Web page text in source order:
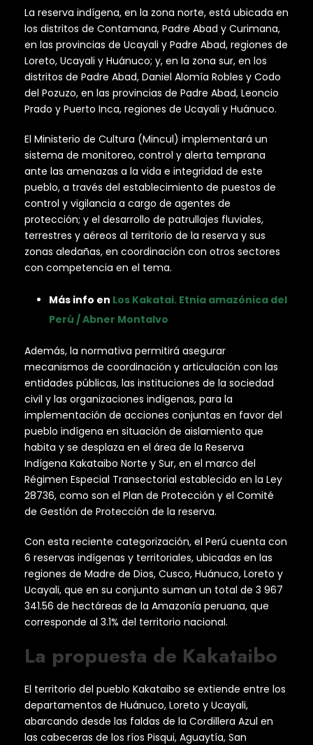
La reserva indígena, en la zona norte, está ubicada en
los distritos de Contamana, Padre Abad y Curimana,
en las provincias de Ucayali y Padre Abad, regiones de
Loreto, Ucayali y Huánuco; y, en la zona sur, en los
distritos de Padre Abad, Daniel Alomía Robles y Codo
del Pozuzo, en las provincias de Padre Abad, Leoncio
Prado y Puerto Inca, regiones de Ucayali y Huánuco.
El Ministerio de Cultura (Mincul) implementará un
sistema de monitoreo, control y alerta temprana
ante las amenazas a la vida e integridad de este
pueblo, a través del establecimiento de puestos de
control y vigilancia a cargo de agentes de
protección; y el desarrollo de patrullajes fluviales,
terrestres y aéreos al territorio de la reserva y sus
zonas aledañas, en coordinación con otros sectores
con competencia en el tema.
Más info en Los Kakatai. Etnia amazónica del
Perú / Abner Montalvo
Además, la normativa permitirá asegurar
mecanismos de coordinación y articulación con las
entidades públicas, las instituciones de la sociedad
civil y las organizaciones indígenas, para la
implementación de acciones conjuntas en favor del
pueblo indígena en situación de aislamiento que
habita y se desplaza en el área de la Reserva
Indígena Kakataibo Norte y Sur, en el marco del
Régimen Especial Transectorial establecido en la Ley
28736, como son el Plan de Protección y el Comité
de Gestión de Protección de la reserva.
Con esta reciente categorización, el Perú cuenta con
6 reservas indígenas y territoriales, ubicadas en las
regiones de Madre de Dios, Cusco, Huánuco, Loreto y
Ucayali, que en su conjunto suman un total de 3 967
341.56 de hectáreas de la Amazonía peruana, que
corresponde al 3.1% del territorio nacional.
La propuesta de Kakataibo
El territorio del pueblo Kakataibo se extiende entre los
departamentos de Huánuco, Loreto y Ucayali,
abarcando desde las faldas de la Cordillera Azul en
las cabeceras de los ríos Pisqui, Aguaytía, San